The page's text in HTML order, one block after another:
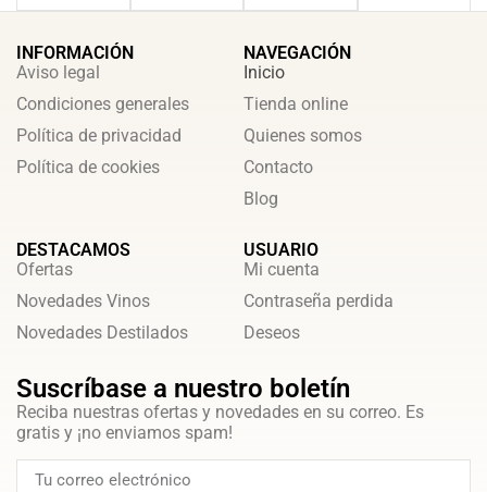
INFORMACIÓN
Aviso legal
Condiciones generales
Política de privacidad
Política de cookies
NAVEGACIÓN
Inicio
Tienda online
Quienes somos
Contacto
Blog
DESTACAMOS
Ofertas
Novedades Vinos
Novedades Destilados
USUARIO
Mi cuenta
Contraseña perdida
Deseos
Suscríbase a nuestro boletín
Reciba nuestras ofertas y novedades en su correo. Es
gratis y ¡no enviamos spam!